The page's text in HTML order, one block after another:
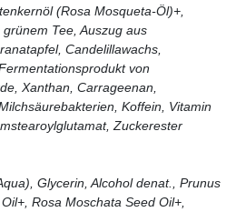
(Rosa Mosqueta-Öl)+,
Tee, Auszug aus
Candelillawachs,
von
Xanthan, Carrageenan,
Koffein, Vitamin
Zuckerester
Glycerin, Alcohol denat., Prunus
Rosa Moschata Seed Oil+,